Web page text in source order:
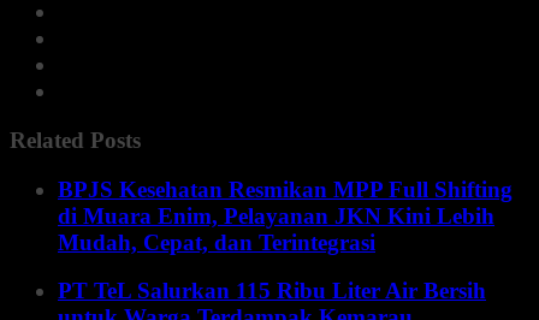
Related Posts
BPJS Kesehatan Resmikan MPP Full Shifting
di Muara Enim, Pelayanan JKN Kini Lebih
Mudah, Cepat, dan Terintegrasi
PT TeL Salurkan 115 Ribu Liter Air Bersih